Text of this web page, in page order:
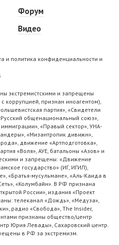
Форум
Видео
и политика конфиденциальности и
экстремистскими и запрещены
признан иноагентом),
партия», «Свидетели
общенациональный союз»,
«Правый сектор», УНА-
«Мизантропик дивижн»,
движение «Артподготовка»,
«Воля», АУЕ, батальоны «Азов» и
и запрещены: «Движение
государство» (ИГ, ИГИЛ),
«Братья-мусульмане», «Аль-Каида в
«Колумбайн». В РФ признана
России», издания «Проект
телеканал «Дождь», «Медуза»,
радио «Свобода», The Insider,
признаны общество/центр
Юрия Левады», Сахаровский центр.
в РФ за экстремизм.